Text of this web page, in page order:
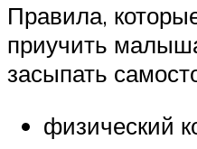
Правила,
приучить
засыпать
физический